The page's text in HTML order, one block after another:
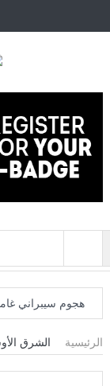
هجوم سيبراني
تحقق في صلة
الرئيسية الشرق